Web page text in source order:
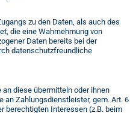
zu den Daten, als auch des
die eine Wahrnehmung von
Daten bereits bei der
datenschutzfreundliche
diese übermitteln oder ihnen
an Zahlungsdienstleister, gem. Art. 6
berechtigten Interessen (z.B. beim